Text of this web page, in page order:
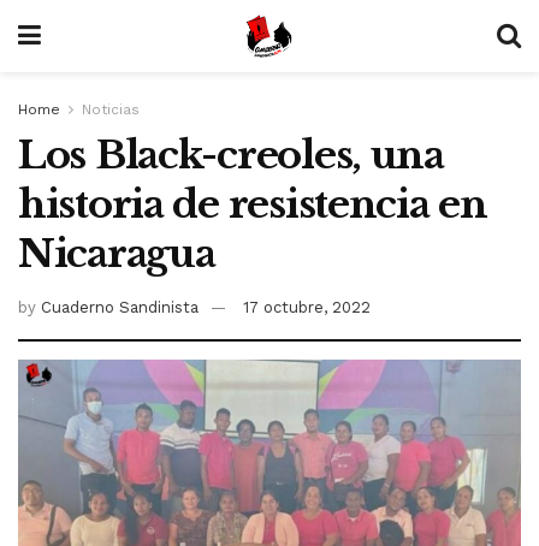
Home Noticias
Los Black-creoles, una
historia de resistencia en
Nicaragua
by Cuaderno Sandinista 17 octubre, 2022